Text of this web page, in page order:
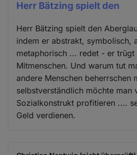
Herr Bätzing spielt den
Herr Bätzing spielt den
indem er abstrakt, symbolisch,
metaphorisch ... redet - er trügt
Mitmenschen. Und warum tut
andere Menschen beherrschen
selbstverständlich möchte man
Sozialkonstrukt profitieren ....
Geld verdienen.